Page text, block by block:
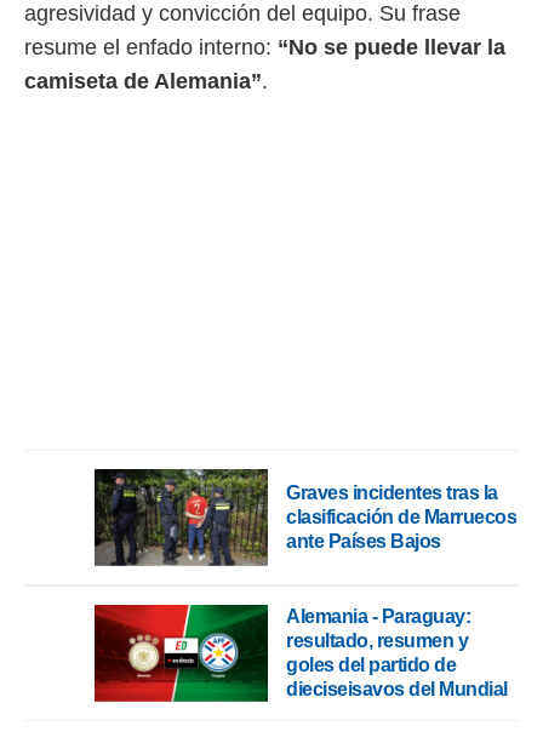
agresividad y convicción del equipo. Su frase
resume el enfado interno: “No se puede llevar la
camiseta de Alemania”.
Graves incidentes tras la
clasificación de Marruecos
ante Países Bajos
Alemania - Paraguay:
resultado, resumen y
goles del partido de
dieciseisavos del Mundial